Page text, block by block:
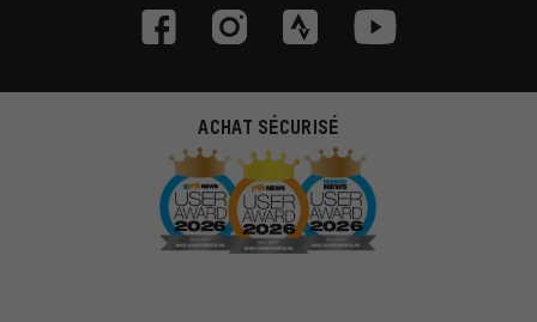
ACHAT SÉCURISÉ